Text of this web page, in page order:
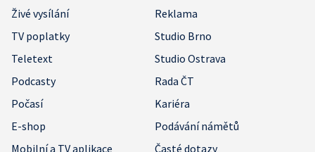
Živé vysílání
Reklama
TV poplatky
Studio Brno
Teletext
Studio Ostrava
Podcasty
Rada ČT
Počasí
Kariéra
E-shop
Podávání námětů
Mobilní a TV aplikace
Časté dotazy